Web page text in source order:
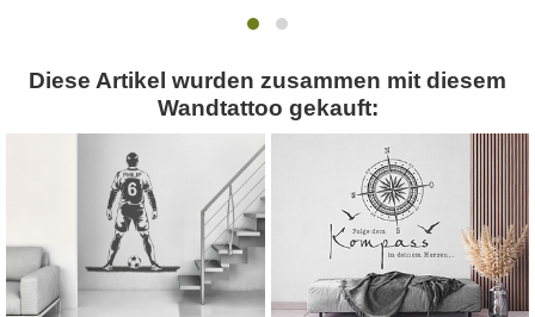
Diese Artikel wurden zusammen mit diesem
Wandtattoo gekauft: